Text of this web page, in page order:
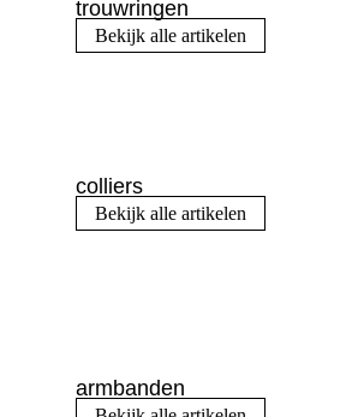
trouwringen
Bekijk alle artikelen
colliers
Bekijk alle artikelen
armbanden